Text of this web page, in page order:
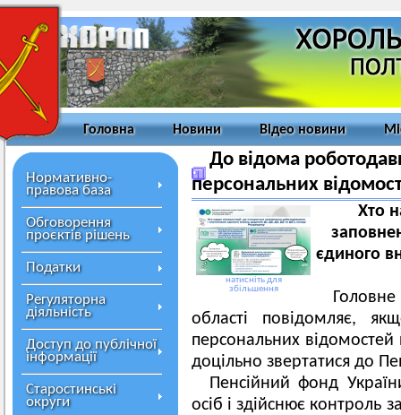
Головна Новини Відео новини
Нормативно-
правова база
Обговорення
проєктів рішень
Податки
Регуляторна
діяльність
Доступ до публічної
інформації
Старостинські
округи
До відома
персональних
натисніть для
збільшення
Хто
єдиного
області повідомляє,
персональних
доцільно звертатися до
Пенсійний фонд
осіб і здійснює контроль